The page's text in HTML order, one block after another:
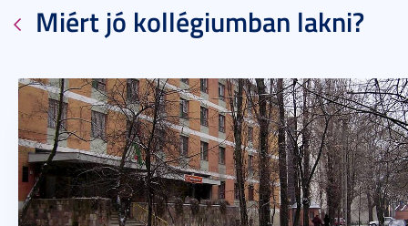
Miért jó kollégiumban lakni?